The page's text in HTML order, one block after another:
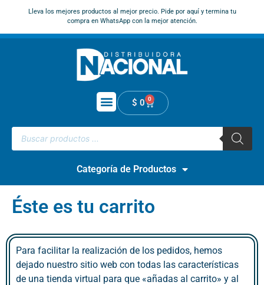
Lleva los mejores productos al mejor precio. Pide por aquí y termina tu
compra en WhatsApp con la mejor atención.
$ 0 0
Categoría de Productos
Éste es tu carrito
Para facilitar la realización de los pedidos, hemos
dejado nuestro sitio web con todas las características
de una tienda virtual para que «añadas al carrito» y al